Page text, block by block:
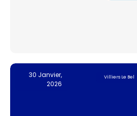
30 Janvier,
2026
Villiers Le Bel